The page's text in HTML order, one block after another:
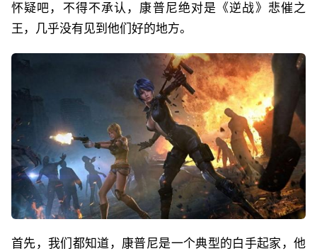
怀疑吧，不得不承认，康普尼绝对是《逆战》悲催之
王，几乎没有见到他们好的地方。
首先，我们都知道，康普尼是一个典型的白手起家，他